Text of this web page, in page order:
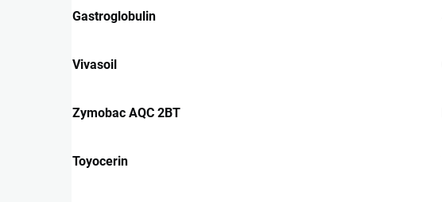
Gastroglobulin
Vivasoil
Zymobac AQC 2BT
Toyocerin